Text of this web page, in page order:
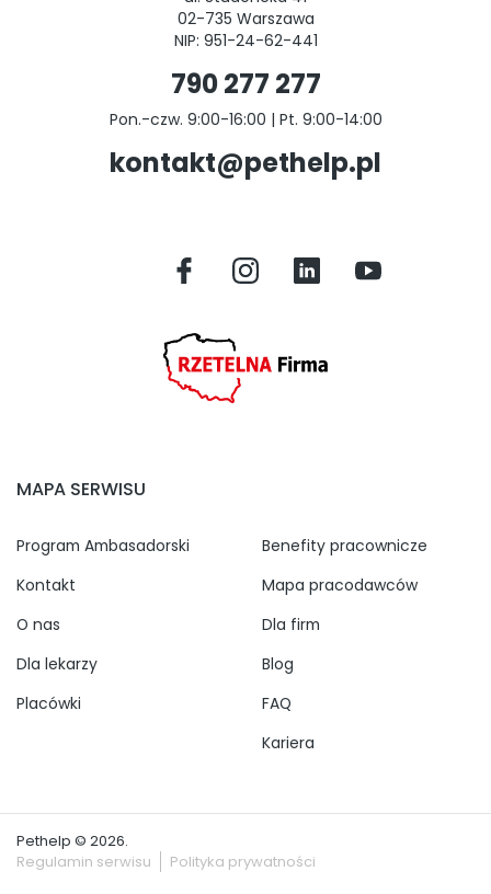
02-735 Warszawa
NIP: 951-24-62-441
790 277 277
Pon.-czw. 9:00-16:00 | Pt. 9:00-14:00
kontakt@pethelp.pl
MAPA SERWISU
Program Ambasadorski
Kontakt
O nas
Dla lekarzy
Placówki
Benefity pracownicze
Mapa pracodawców
Dla firm
Blog
FAQ
Kariera
Pethelp © 2026.
Regulamin serwisu
Polityka prywatności